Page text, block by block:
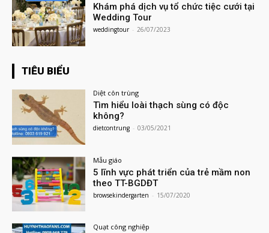
Khám phá dịch vụ tổ chức tiệc cưới tại
Wedding Tour
weddingtour - 26/07/2023
TIÊU BIỂU
Diệt côn trùng
Tìm hiểu loài thạch sùng có độc
không?
dietcontrung - 03/05/2021
Mẫu giáo
5 lĩnh vực phát triển của trẻ mầm non
theo TT-BGDĐT
browsekindergarten - 15/07/2020
Quạt công nghiệp